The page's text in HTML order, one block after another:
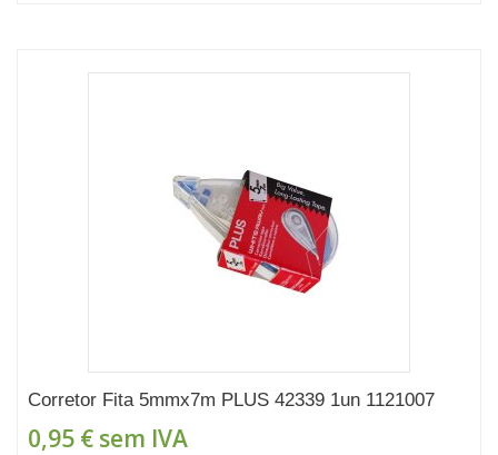
Corretor Fita 5mmx7m PLUS 42339 1un 1121007
0,95 € sem IVA